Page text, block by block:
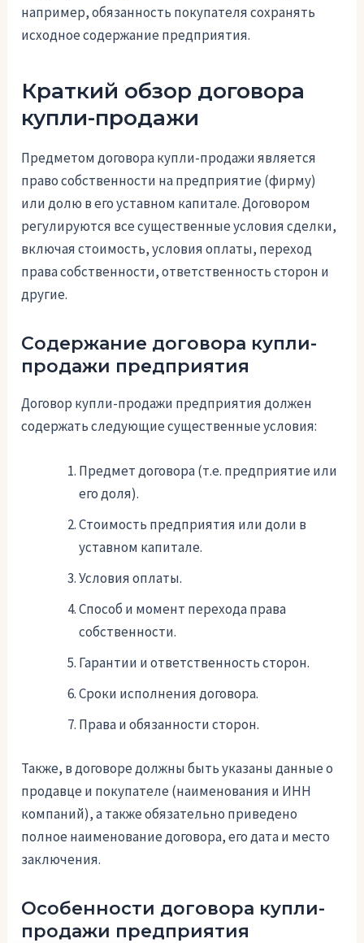
например, обязанность покупателя сохранять
исходное содержание предприятия.
Краткий обзор договора
купли-продажи
Предметом договора купли-продажи является
право собственности на предприятие (фирму)
или долю в его уставном капитале. Договором
регулируются все существенные условия сделки,
включая стоимость, условия оплаты, переход
права собственности, ответственность сторон и
другие.
Содержание договора купли-
продажи предприятия
Договор купли-продажи предприятия должен
содержать следующие существенные условия:
Предмет договора (т.е. предприятие или
его доля).
Стоимость предприятия или доли в
уставном капитале.
Условия оплаты.
Способ и момент перехода права
собственности.
Гарантии и ответственность сторон.
Сроки исполнения договора.
Права и обязанности сторон.
Также, в договоре должны быть указаны данные о
продавце и покупателе (наименования и ИНН
компаний), а также обязательно приведено
полное наименование договора, его дата и место
заключения.
Особенности договора купли-
продажи предприятия